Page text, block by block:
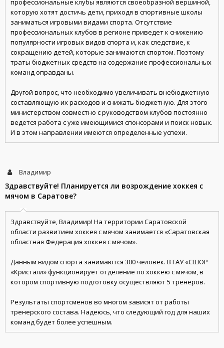
профессиональные клубы являются своеобразной вершиной,
которую хотят достичь дети, приходя в спортивные школы
заниматься игровыми видами спорта. Отсутствие
профессиональных клубов в регионе приведет к снижению
популярности игровых видов спорта и, как следствие, к
сокращению детей, которые занимаются спортом. Поэтому
траты бюджетных средств на содержание профессиональных
команд оправданы.
Другой вопрос, что необходимо увеличивать внебюджетную
составляющую их расходов и снижать бюджетную. Для этого
министерством совместно с руководством клубов постоянно
ведется работа с уже имеющимися спонсорами и поиск новых.
И в этом направлении имеются определенные успехи.
Владимир
Здравствуйте! Планируется ли возрождение хоккея с
мячом в Саратове?
Здравствуйте, Владимир! На территории Саратовской
области развитием хоккея с мячом занимается «Саратовская
областная Федерация хоккея с мячом».
Данным видом спорта занимаются 300 человек. В ГАУ «СШОР
«Кристалл» функционирует отделение по хоккею с мячом, в
котором спортивную подготовку осуществляют 5 тренеров.
Результаты спортсменов во многом зависят от работы
тренерского состава. Надеюсь, что следующий год для наших
команд будет более успешным.